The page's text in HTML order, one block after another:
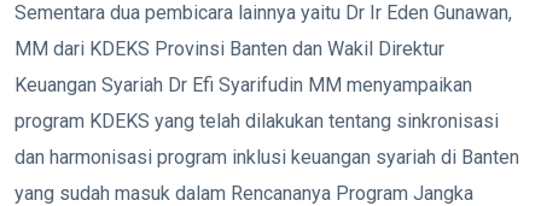
Sementara dua pembicara lainnya yaitu Dr Ir Eden Gunawan,
MM dari KDEKS Provinsi Banten dan Wakil Direktur
Keuangan Syariah Dr Efi Syarifudin MM menyampaikan
program KDEKS yang telah dilakukan tentang sinkronisasi
dan harmonisasi program inklusi keuangan syariah di Banten
yang sudah masuk dalam Rencananya Program Jangka